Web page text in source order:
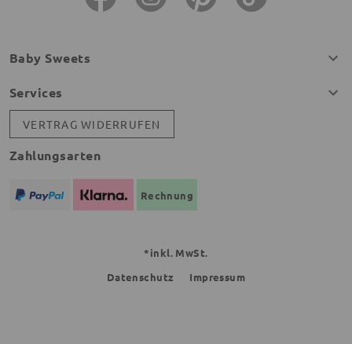
Baby Sweets
Services
VERTRAG WIDERRUFEN
Zahlungsarten
Rechnung
*inkl. MwSt.
Datenschutz
Impressum